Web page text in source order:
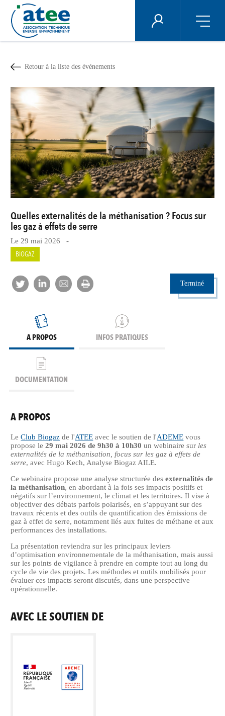
contenu
principal
ÉNERGIE PLUS
Retour à la liste des événements
Quelles externalités de la méthanisation ? Focus sur
les gaz à effets de serre
Le 29 mai 2026 -
BIOGAZ
Terminé
A PROPOS INFOS PRATIQUES
DOCUMENTATION
A PROPOS
LeClub Biogaz de l'ATEE avec le soutien de l'ADEME vous
propose le29 mai 2026 de 9h30 à 10h30 un webinaire sur les
externalités de la méthanisation, focus sur les gaz à effets de
serre, avec Hugo Kech, Analyse Biogaz AILE.
Ce webinaire propose une analyse structurée desexternalités de
la méthanisation, en abordant à la fois ses impacts positifs et
négatifs sur l’environnement, le climat et les territoires. Il vise à
objectiver des débats parfois polarisés, en s’appuyant sur des
travaux récents et des outils de quantification des émissions de
gaz à effet de serre, notamment liés aux fuites de méthane et aux
performances des installations.
La présentation reviendra sur les principaux leviers
d’optimisation environnementale de la méthanisation, mais aussi
sur les points de vigilance à prendre en compte tout au long du
cycle de vie des projets. Les méthodes et outils mobilisés pour
évaluer ces impacts seront discutés, dans une perspective
opérationnelle.
AVEC LE SOUTIEN DE
Panneau de gestion des cookies